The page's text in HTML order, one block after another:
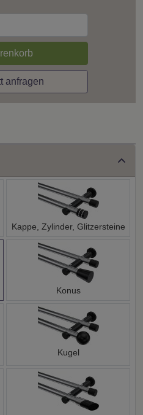
anfragen
Kappe, Zylinder, Glitzersteine
Konus
Kugel